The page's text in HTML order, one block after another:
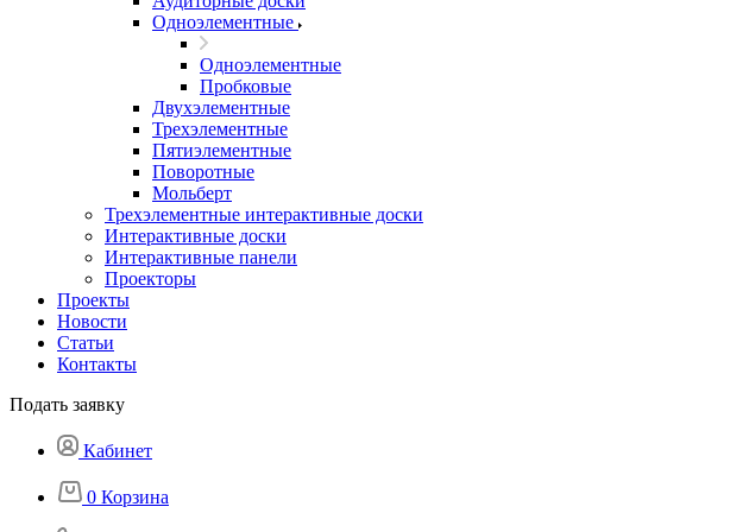
Одноэлементные
Одноэлементные
Пробковые
Двухэлементные
Трехэлементные
Пятиэлементные
Поворотные
Мольберт
Трехэлементные интерактивные доски
Интерактивные доски
Интерактивные панели
Проекторы
Проекты
Новости
Статьи
Контакты
Подать заявку
Кабинет
0 Корзина